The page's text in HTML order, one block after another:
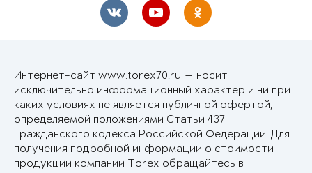
Интернет-сайт www.torex70.ru — носит
исключительно информационный характер и ни при
каких условиях не является публичной офертой,
определяемой положениями Статьи 437
Гражданского кодекса Российской Федерации. Для
получения подробной информации о стоимости
продукции компании Torex обращайтесь в